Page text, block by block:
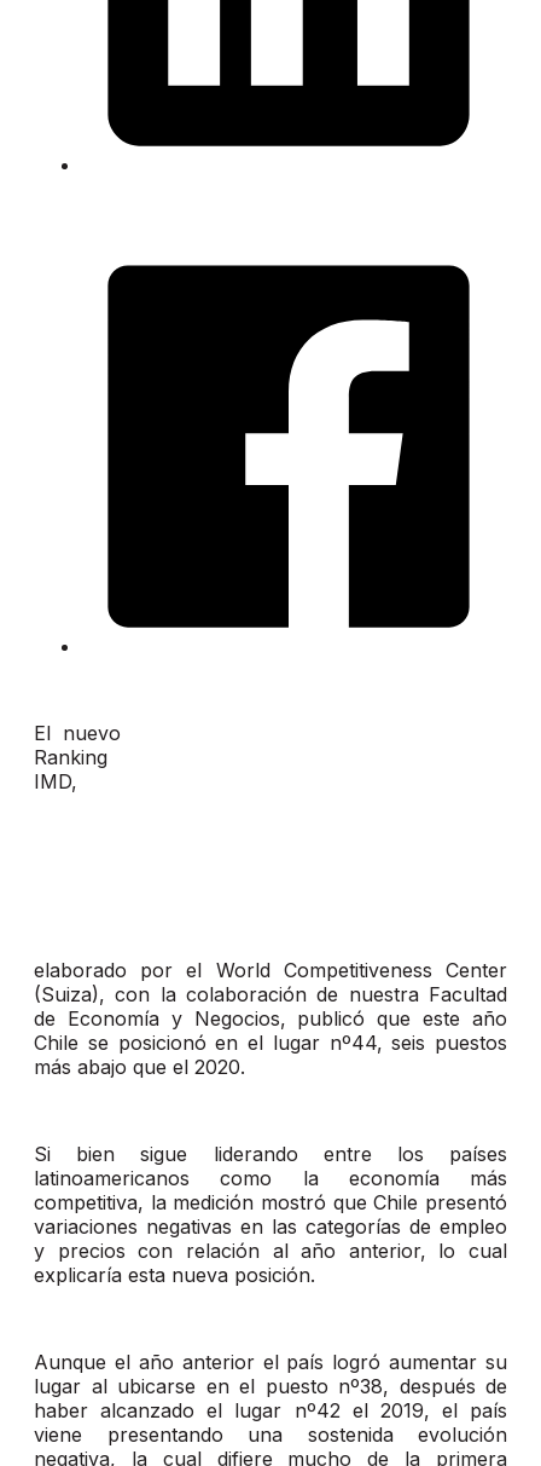
El nuevo
Ranking
IMD,
elaborado por el World Competitiveness Center
(Suiza), con la colaboración de nuestra Facultad
de Economía y Negocios, publicó que este año
Chile se posicionó en el lugar nº44, seis puestos
más abajo que el 2020.
Si bien sigue liderando entre los países
latinoamericanos como la economía más
competitiva, la medición mostró que Chile presentó
variaciones negativas en las categorías de empleo
y precios con relación al año anterior, lo cual
explicaría esta nueva posición.
Aunque el año anterior el país logró aumentar su
lugar al ubicarse en el puesto nº38, después de
haber alcanzado el lugar nº42 el 2019, el país
viene presentando una sostenida evolución
negativa, la cual difiere mucho de la primera